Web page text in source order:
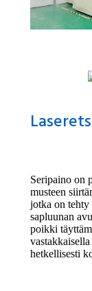
Seripaino on
musteen
jotka on tehty
sapluunan
poikki
hetkellisesti